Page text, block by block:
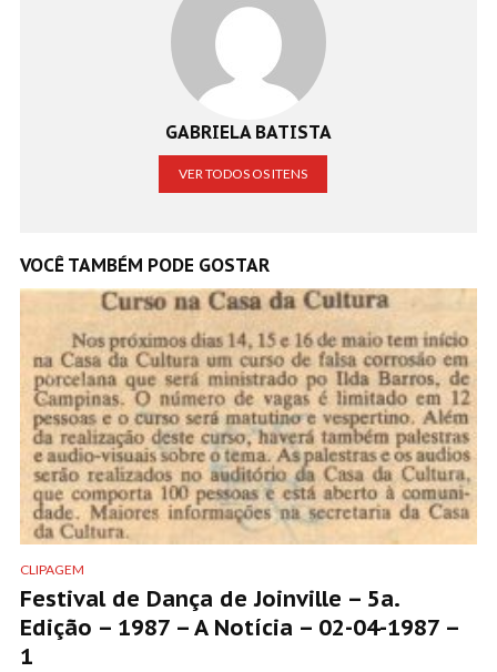
GABRIELA BATISTA
VER TODOS OS ITENS
VOCÊ TAMBÉM PODE GOSTAR
CLIPAGEM
Festival de Dança de Joinville – 5a.
Edição – 1987 – A Notícia – 02-04-1987 –
1